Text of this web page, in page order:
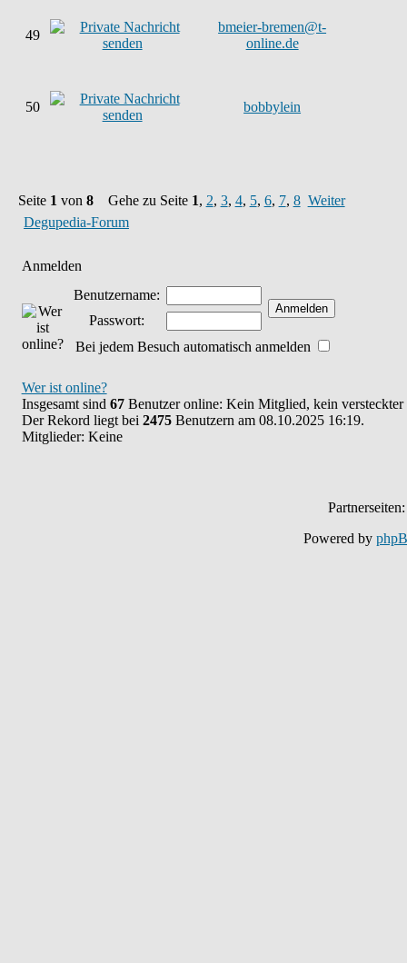
49
bmeier-bremen@t-
online.de
50 bobbylein
Seite 1 von 8Gehe zu Seite 1, 2, 3, 4, 5, 6, 7, 8 Weiter
Degupedia-Forum
Anmelden
Benutzername:
Passwort:
Bei jedem Besuch automatisch anmelden
Wer ist online?
Insgesamt sind 67Benutzer online: Kein Mitglied, kein
Der Rekord liegt bei 2475Benutzern am 08.10.2025 16:19.
Mitglieder: Keine
Powered by